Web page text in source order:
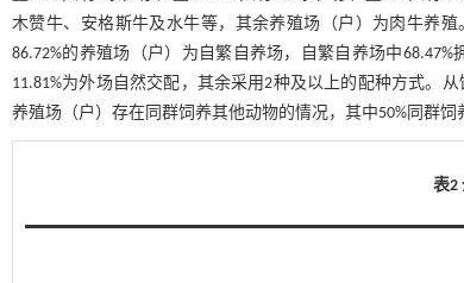
木赞牛、安格斯牛及水牛等，其余养殖场（户）为肉牛养
86.72%的养殖场（户）为自繁自养场，自繁自养场中
11.81%为外场自然交配，其余采用2种及以上的配种方式。
养殖场（户）存在同群饲养其他动物的情况，其中50%同群饲
表2